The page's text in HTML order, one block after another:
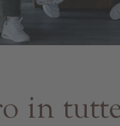
in